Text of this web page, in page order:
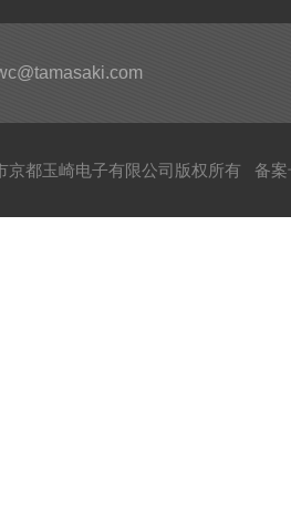
京都玉崎电子有限公司版权所有 备案